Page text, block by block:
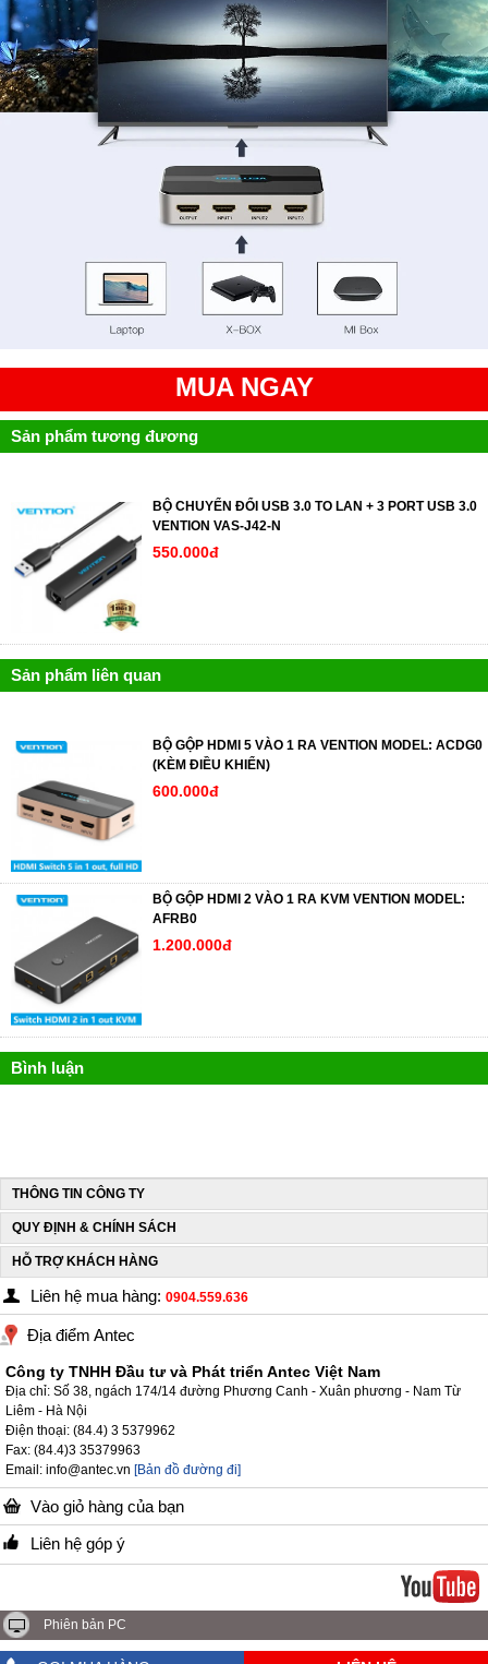
MUA NGAY
Sản phẩm tương đương
BỘ CHUYỂN ĐỔI USB 3.0 TO LAN + 3 PORT USB 3.0
VENTION VAS-J42-N
550.000đ
Sản phẩm liên quan
BỘ GỘP HDMI 5 VÀO 1 RA VENTION MODEL: ACDG0
(KÈM ĐIỀU KHIỂN)
600.000đ
BỘ GỘP HDMI 2 VÀO 1 RA KVM VENTION MODEL:
AFRB0
1.200.000đ
Bình luận
THÔNG TIN CÔNG TY
QUY ĐỊNH & CHÍNH SÁCH
HỖ TRỢ KHÁCH HÀNG
Liên hệ mua hàng: 0904.559.636
Địa điểm Antec
Công ty TNHH Đầu tư và Phát triển Antec Việt Nam
Địa chỉ: Số 38, ngách 174/14 đường Phương Canh - Xuân phương - Nam Từ
Liêm - Hà Nội
Điện thoại: (84.4) 3 5379962
Fax: (84.4)3 35379963
Email: info@antec.vn [Bản đồ đường đi]
Vào giỏ hàng của bạn
Liên hệ góp ý
Phiên bản PC